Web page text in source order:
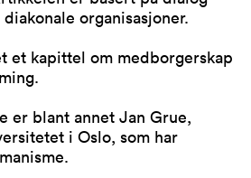
organisasjoner.
et kapittel om medborgerskap
er blant annet Jan Grue,
i Oslo, som har